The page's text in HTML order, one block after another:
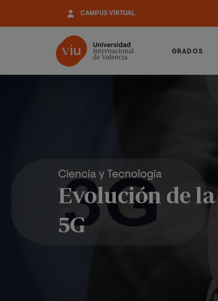
contenido
CAMPUS VIRTUAL
GRADOS
Ciencia y Tecnología
Evolución de
5G